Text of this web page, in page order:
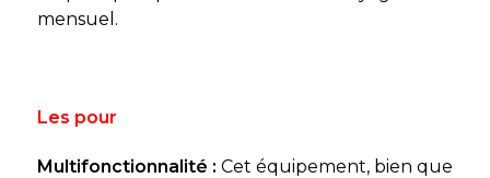
mensuel.
Les pour
Multifonctionnalité : Cet équipement, bien que